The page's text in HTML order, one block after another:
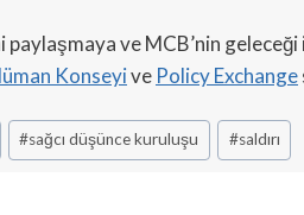
paylaşmaya ve MCB’nin
Konseyive Policy Exchange
#sağcı düşünce kuruluşu #saldırı